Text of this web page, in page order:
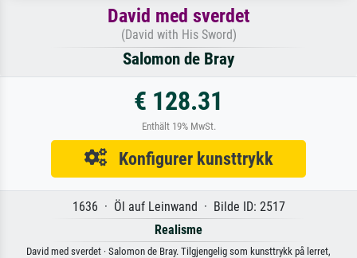
David med sverdet
(David with His Sword)
Salomon de Bray
€ 128.31
Enthält 19% MwSt.
Konfigurer kunsttrykk
1636 · Öl auf Leinwand · Bilde ID: 2517
Realisme
David med sverdet · Salomon de Bray. Tilgjengelig som kunsttrykk på lerret,